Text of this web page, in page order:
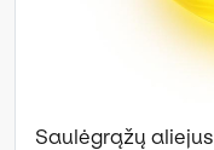
Saulėgrąžų aliejus